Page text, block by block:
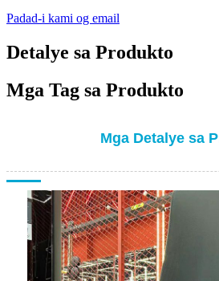
Padad-i kami og email
Detalye sa Produkto
Mga Tag sa Produkto
Mga Detalye sa